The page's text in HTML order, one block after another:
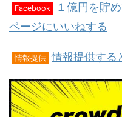
Facebook
１億円を貯
ページにいいねする
情報提供 情報提供する